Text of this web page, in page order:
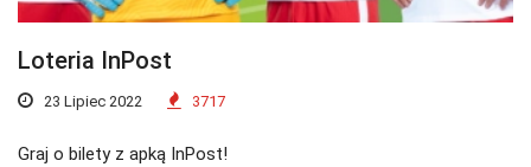
Loteria InPost
23 Lipiec 2022 3717
Graj o bilety z apką InPost!